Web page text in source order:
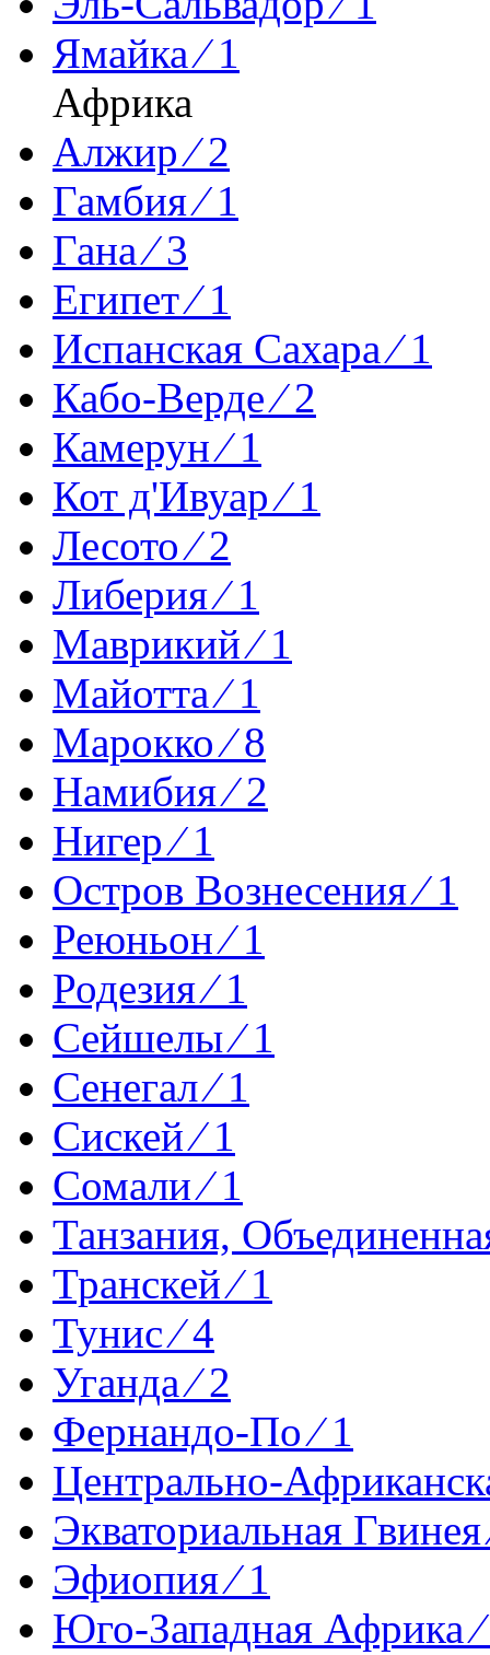
Ямайка ⁄ 1
Африка
Алжир ⁄ 2
Гамбия ⁄ 1
Гана ⁄ 3
Египет ⁄ 1
Испанская Сахара ⁄ 1
Кабо-Верде ⁄ 2
Камерун ⁄ 1
Кот д'Ивуар ⁄ 1
Лесото ⁄ 2
Либерия ⁄ 1
Маврикий ⁄ 1
Майотта ⁄ 1
Марокко ⁄ 8
Намибия ⁄ 2
Нигер ⁄ 1
Остров Вознесения ⁄ 1
Реюньон ⁄ 1
Родезия ⁄ 1
Сейшелы ⁄ 1
Сенегал ⁄ 1
Сискей ⁄ 1
Сомали ⁄ 1
Танзания,
Транскей ⁄ 1
Тунис ⁄ 4
Уганда ⁄ 2
Фернандо-По ⁄ 1
Центрально-
Экваториальная Гвинея
Эфиопия ⁄ 1
Юго-Западная Африка